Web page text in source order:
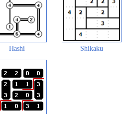
Hashi Shikaku